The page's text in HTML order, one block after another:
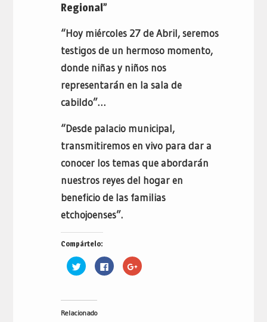
Regional”
“Hoy miércoles 27 de Abril, seremos
testigos de un hermoso momento,
donde niñas y niños nos
representarán en la sala de
cabildo”…
“Desde palacio municipal,
transmitiremos en vivo para dar a
conocer los temas que abordarán
nuestros reyes del hogar en
beneficio de las familias
etchojoenses”.
Compártelo:
Haz
clic
Twitter
abre
Haz
clic
Haz
clic
Relacionado